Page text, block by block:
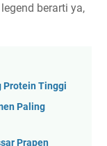
berarti ya,
Protein Tinggi
Paling
Prapen